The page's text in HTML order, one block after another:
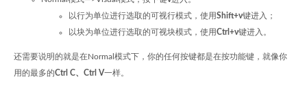
以行为单位进行选取的可视行模式，使用Shift+v键进入；
以块为单位进行选取的可视块模式，使用Ctrl+v键进入。
还需要说明的就是在Normal模式下，你的任何按键都是在按功能键，就像你
用的最多的Ctrl C、Ctrl V一样。